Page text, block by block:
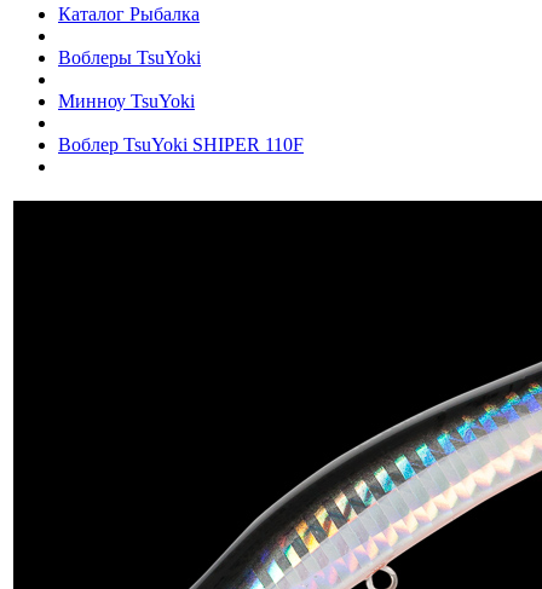
Каталог Рыбалка
Воблеры TsuYoki
Минноу TsuYoki
Воблер TsuYoki SHIPER 110F